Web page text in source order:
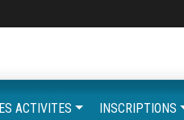
ACTIVITES INSCRIPTIONS